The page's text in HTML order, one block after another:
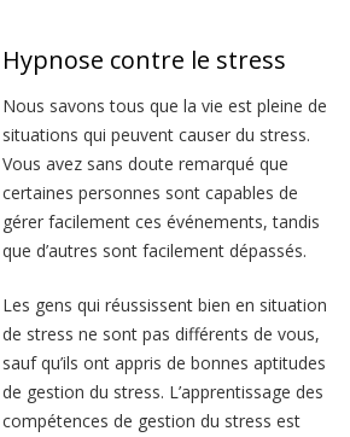
Hypnose contre le stress
Nous savons tous que la vie est pleine de
situations qui peuvent causer du stress.
Vous avez sans doute remarqué que
certaines personnes sont capables de
gérer facilement ces événements, tandis
que d’autres sont facilement dépassés.
Les gens qui réussissent bien en situation
de stress ne sont pas différents de vous,
sauf qu’ils ont appris de bonnes aptitudes
de gestion du stress. L’apprentissage des
compétences de gestion du stress est